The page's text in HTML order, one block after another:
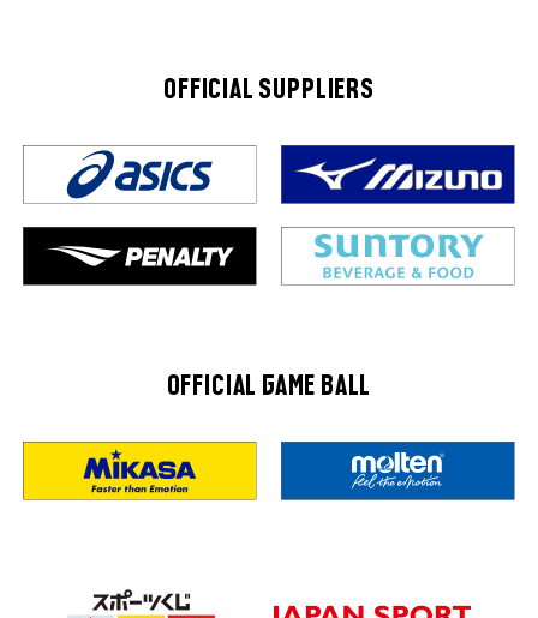
OFFICIAL SUPPLIERS
OFFICIAL GAME BALL